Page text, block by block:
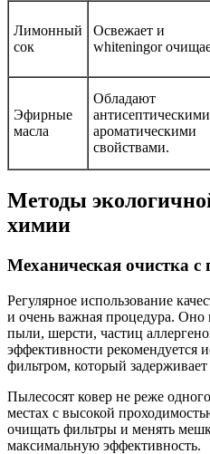
Лимонный
сок
Освежает и
whiteningor
Эфирные
масла
Обладают
ароматическими
свойствами.
Методы
химии
Механическая очистка
Регулярное использование
и очень важная процедура. Оно
пыли, шерсти, частиц
эффективности рекомендуется
фильтром, который
Пылесосят ковер не реже
местах с высокой
очищать фильтры и менять
максимальную эффективность.